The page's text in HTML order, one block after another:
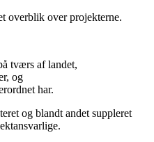
overblik over projekterne.
tværs af landet,
og
har.
og blandt andet suppleret